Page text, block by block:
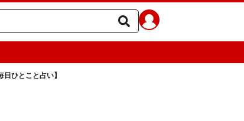
ひとこと占い】